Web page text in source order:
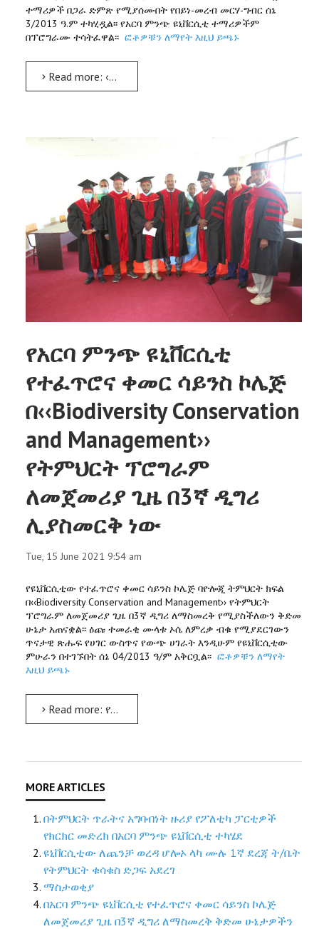
ተማሪዎች በጋራ ድምጽ የሚያሰሙበት የበይነ-መረብ መርሃ-ግብር ሰኔ
3/2013 ዓ.ም ተካሂዷል፡፡ የአርባ ምንጭ ዩኒቨርሲቲ ተማሪዎችም
በፕሮግራሙ ተሳትፈዋል፡፡ ፎቶዎቹን ለማየት እዚህ ይጫኑ
Read more: ‹‹ድምጻችን ለነፃነታችንና ለሉዓላዊነታችን›› በሚል መሪ ቃል የከፍተኛ ትምህርት ተቋማት ተማሪዎች በጋራ ድምጽ የሚያሰሙበት መርሃ-ግብር ተካሄደ
የአርባ ምንጭ ዩኒቨርሲቲ
የተፈጥሮና ቀመር ሳይንስ ኮሌጅ
በ‹‹Biodiversity Conservation
and Management››
የትምህርት ፕሮግራም
ለመጀመሪያ ጊዜ በ3ኛ ዲግሪ
ሊያስመርቅ ነው
Tue, 15 June 2021 9:54 am
የዩኒቨርሲቲው የተፈጥሮና ቀመር ሳይንስ ኮሌጅ ባዮሎጂ ትምህርት ክፍል
በ‹‹Biodiversity Conservation and Management›› የትምህርት
ፕሮግራም ለመጀመሪያ ጊዜ በ3ኛ ዲግሪ ለማስመረቅ የሚያስችለውን ቅድመ
ሁኔታ አጠናቋል፡፡ ዕጩ ተመራቂ ሙላቱ ኦሴ ለምረቃ ብቁ የሚያደርገውን
ጥናታዊ ጽሑፍ የሀገር ውስጥና የውጭ ሀገራት እንዲሁም የዩኒቨርሲቲው
ምሁራን በተገኙበት ሰኔ 04/2013 ዓ/ም አቅርቧል፡፡ ፎቶዎቹን ለማየት
እዚህ ይጫኑ
Read more: የአርባ ምንጭ ዩኒቨርሲቲ የተፈጥሮና ቀመር ሳይንስ ኮሌጅ በ‹‹Biodiversity Conservation and Management›› የትምህርት ፕሮግራም...
በትምህርት ጥራትና አግባብነት ዙሪያ የፖለቲካ ፓርቲዎች
የክርክር መድረክ በአርባ ምንጭ ዩኒቨርሲቲ ተካሄደ
ዩኒቨርሲቲው ለጨንቻ ወረዳ ሆሎኦ ላካ ሙሉ 1ኛ ደረጃ ት/ቤት
የትምህርት ቁሳቁስ ድጋፍ አደረገ
ማስታወቂያ
በአርባ ምንጭ ዩኒቨርሲቲ የተፈጥሮና ቀመር ሳይንስ ኮሌጅ
ለመጀመሪያ ጊዜ በ3ኛ ዲግሪ ለማስመረቅ ቅድመ ሁኔታዎችን